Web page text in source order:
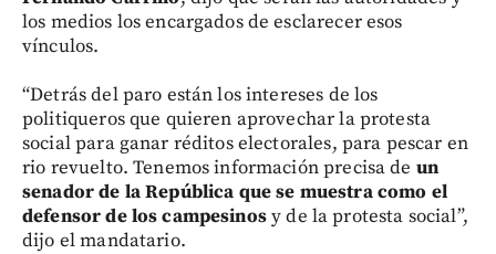
los medios los encargados de esclarecer esos
vínculos.
“Detrás del paro están los intereses de los
politiqueros que quieren aprovechar la protesta
social para ganar réditos electorales, para pescar en
rio revuelto. Tenemos información precisa de un
senador de la República que se muestra como el
defensor de los campesinosy de la protesta social”,
dijo el mandatario.